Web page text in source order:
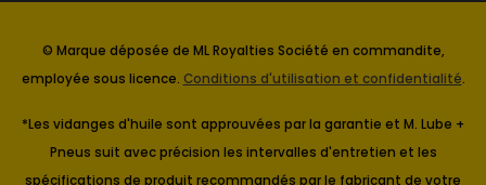
© Marque déposée de ML Royalties Société en commandite,
employée sous licence. Conditions d'utilisation et confidentialité.
*Les vidanges d'huile sont approuvées par la garantie et M. Lube +
Pneus suit avec précision les intervalles d'entretien et les
spécifications de produit recommandés par le fabricant de votre